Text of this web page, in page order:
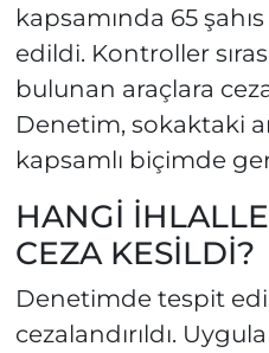
kapsamında 65
edildi. Kontroller
bulunan araçlara
Denetim, sokaktaki
kapsamlı biçimde
HANGİ
CEZA KESİLDİ?
Denetimde tespit
cezalandırıldı.